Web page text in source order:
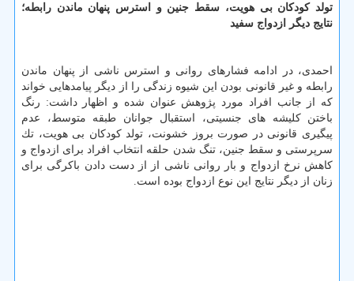
تولد كودكان بی هویت، سقط جنین و استرس پنهان ماندن رابطه؛
نتایج دیگر ازدواج سفید
احمدی، در ادامه فشارهای روانی و استرس ناشی از پنهان ماندن
رابطه و غیر قانونی بودن این شیوه زندگی را از دیگر پیامدهایی خواند
كه از جانب افراد مورد پژوهش عنوان شده و اظهار داشت: رنگ
باختن كلیشه های جنسیتی، استقبال جوانان طبقه متوسط، عدم
پیگیری قانونی در صورت بروز خشونت، تولد كودكان بی هویت، تك
سرپرستی و سقط جنین، تنگ شدن حلقه انتخاب افراد برای ازدواج و
كاهش نرخ ازدواج و بار روانی ناشی از از دست دادن باكرگی برای
زنان از دیگر نتایج این نوع ازدواج بوده است.